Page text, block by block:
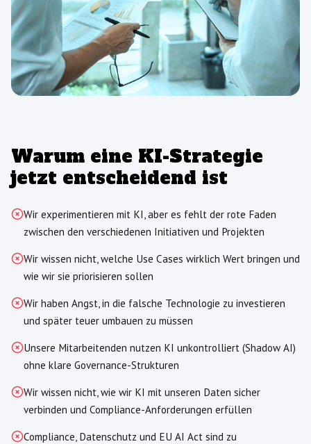
Warum eine KI-Strategie
jetzt entscheidend ist
Wir experimentieren mit KI, aber es fehlt der rote Faden
zwischen den verschiedenen Initiativen und Projekten
Wir wissen nicht, welche Use Cases wirklich Wert bringen und
wie wir sie priorisieren sollen
Wir haben Angst, in die falsche Technologie zu investieren
und später teuer umbauen zu müssen
Unsere Mitarbeitenden nutzen KI unkontrolliert (Shadow AI)
ohne klare Governance-Strukturen
Wir wissen nicht, wie wir KI mit unseren Daten sicher
verbinden und Compliance-Anforderungen erfüllen
Compliance, Datenschutz und EU AI Act sind zu